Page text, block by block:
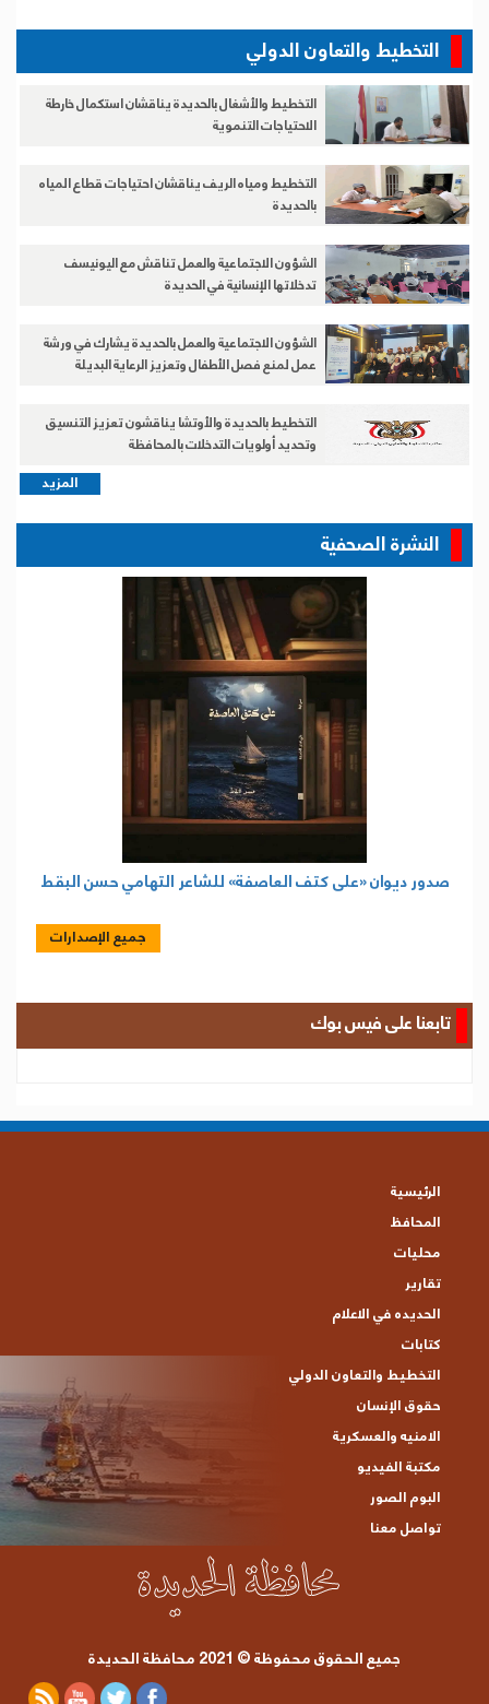
التخطيط والتعاون الدولي
التخطيط والأشغال بالحديدة يناقشان استكمال خارطة
الاحتياجات التنموية
التخطيط ومياه الريف يناقشان احتياجات قطاع المياه
بالحديدة
الشؤون الاجتماعية والعمل تناقش مع اليونيسف
تدخلاتها الإنسانية في الحديدة
الشؤون الاجتماعية والعمل بالحديدة يشارك في ورشة
عمل لمنع فصل الأطفال وتعزيز الرعاية البديلة
التخطيط بالحديدة والأوتشا يناقشون تعزيز التنسيق
وتحديد أولويات التدخلات بالمحافظة
المزيد
النشرة الصحفية
صدور ديوان «على كتف العاصفة» للشاعر التهامي حسن البقط
جميع الإصدارات
تابعنا على فيس بوك
الرئيسية
المحافظ
محليات
تقارير
الحديده في الاعلام
كتابات
التخطيط والتعاون الدولي
حقوق الإنسان
الامنيه والعسكرية
مكتبة الفيديو
البوم الصور
تواصل معنا
جميع الحقوق محفوظة © 2021 محافظة الحديدة